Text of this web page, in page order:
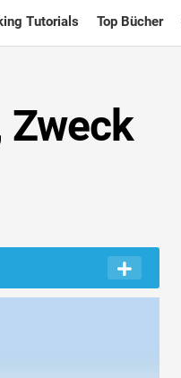
Tutorials Top Bücher
Zweck